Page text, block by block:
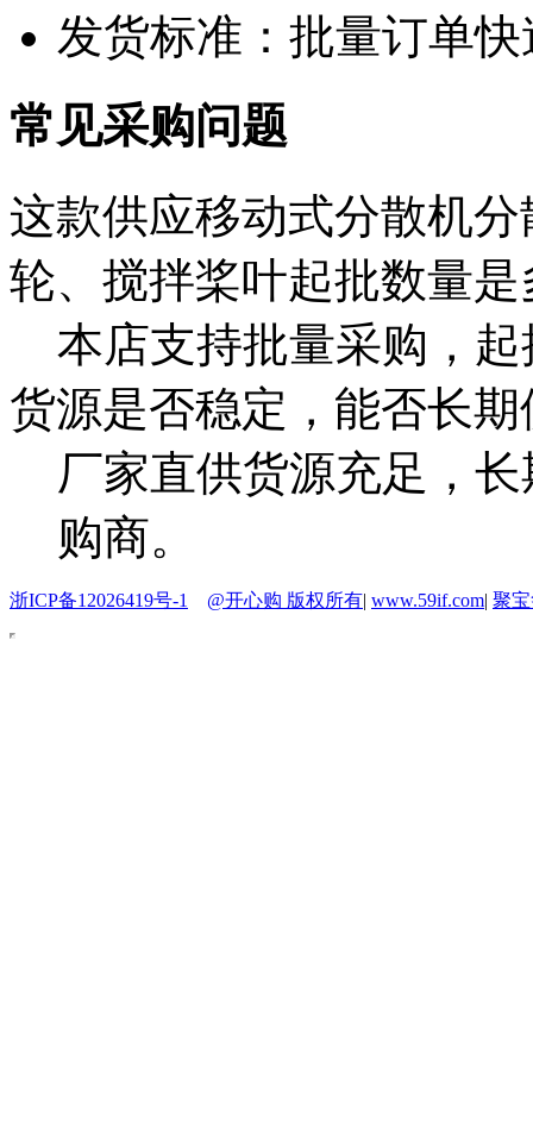
发货标准：批量订单
常见采购问题
这款供应移动式分散机
轮、搅拌桨叶起批数量是
本店支持批量采购，
货源是否稳定，能否长期
厂家直供货源充足，
购商。
浙ICP备12026419号-1 @开心购 版权所有| www.59if.com| 聚